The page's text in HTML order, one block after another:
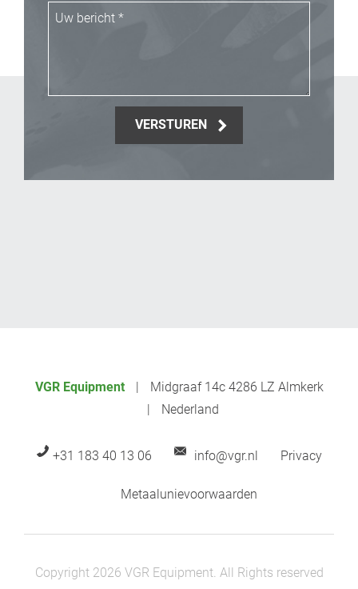
VERSTUREN
VGR Equipment
Midgraaf 14c 4286 LZ Almkerk
Nederland
+31 183 40 13 06 info@vgr.nl Privacy
Metaalunievoorwaarden
Copyright 2026 VGR Equipment. All Rights reserved